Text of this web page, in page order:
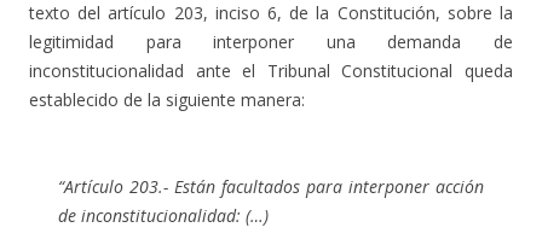
texto del artículo 203, inciso 6, de la Constitución, sobre la
legitimidad para interponer una demanda de
inconstitucionalidad ante el Tribunal Constitucional queda
establecido de la siguiente manera:
“Artículo 203.- Están facultados para interponer acción
de inconstitucionalidad: (…)